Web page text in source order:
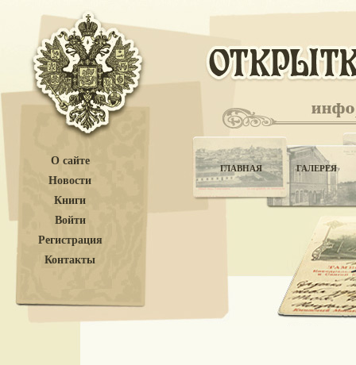
О сайте
Новости
Книги
Войти
Регистрация
Контакты
ГЛАВНАЯ ГАЛЕРЕЯ